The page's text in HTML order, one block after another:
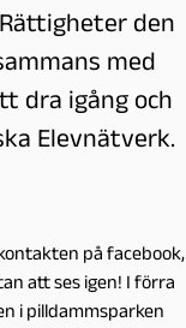
den
med
dra igång och
Elevnätverk.
på facebook,
att ses igen! I förra
i pilldammsparken